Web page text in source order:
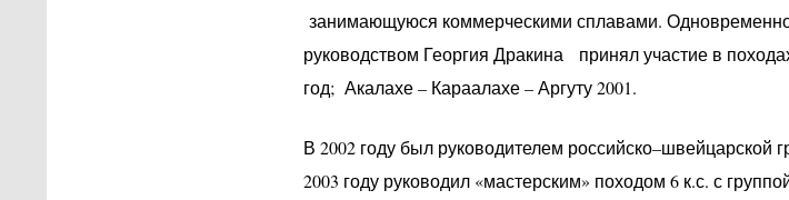
занимающуюся коммерческими сплавами.
руководством Георгия Дракина принял участие в
год; Акалахе – Караалахе – Аргуту 2001.
В 2002 году был руководителем российско–швейцарской
2003 году руководил «мастерским» походом 6 к.с. с